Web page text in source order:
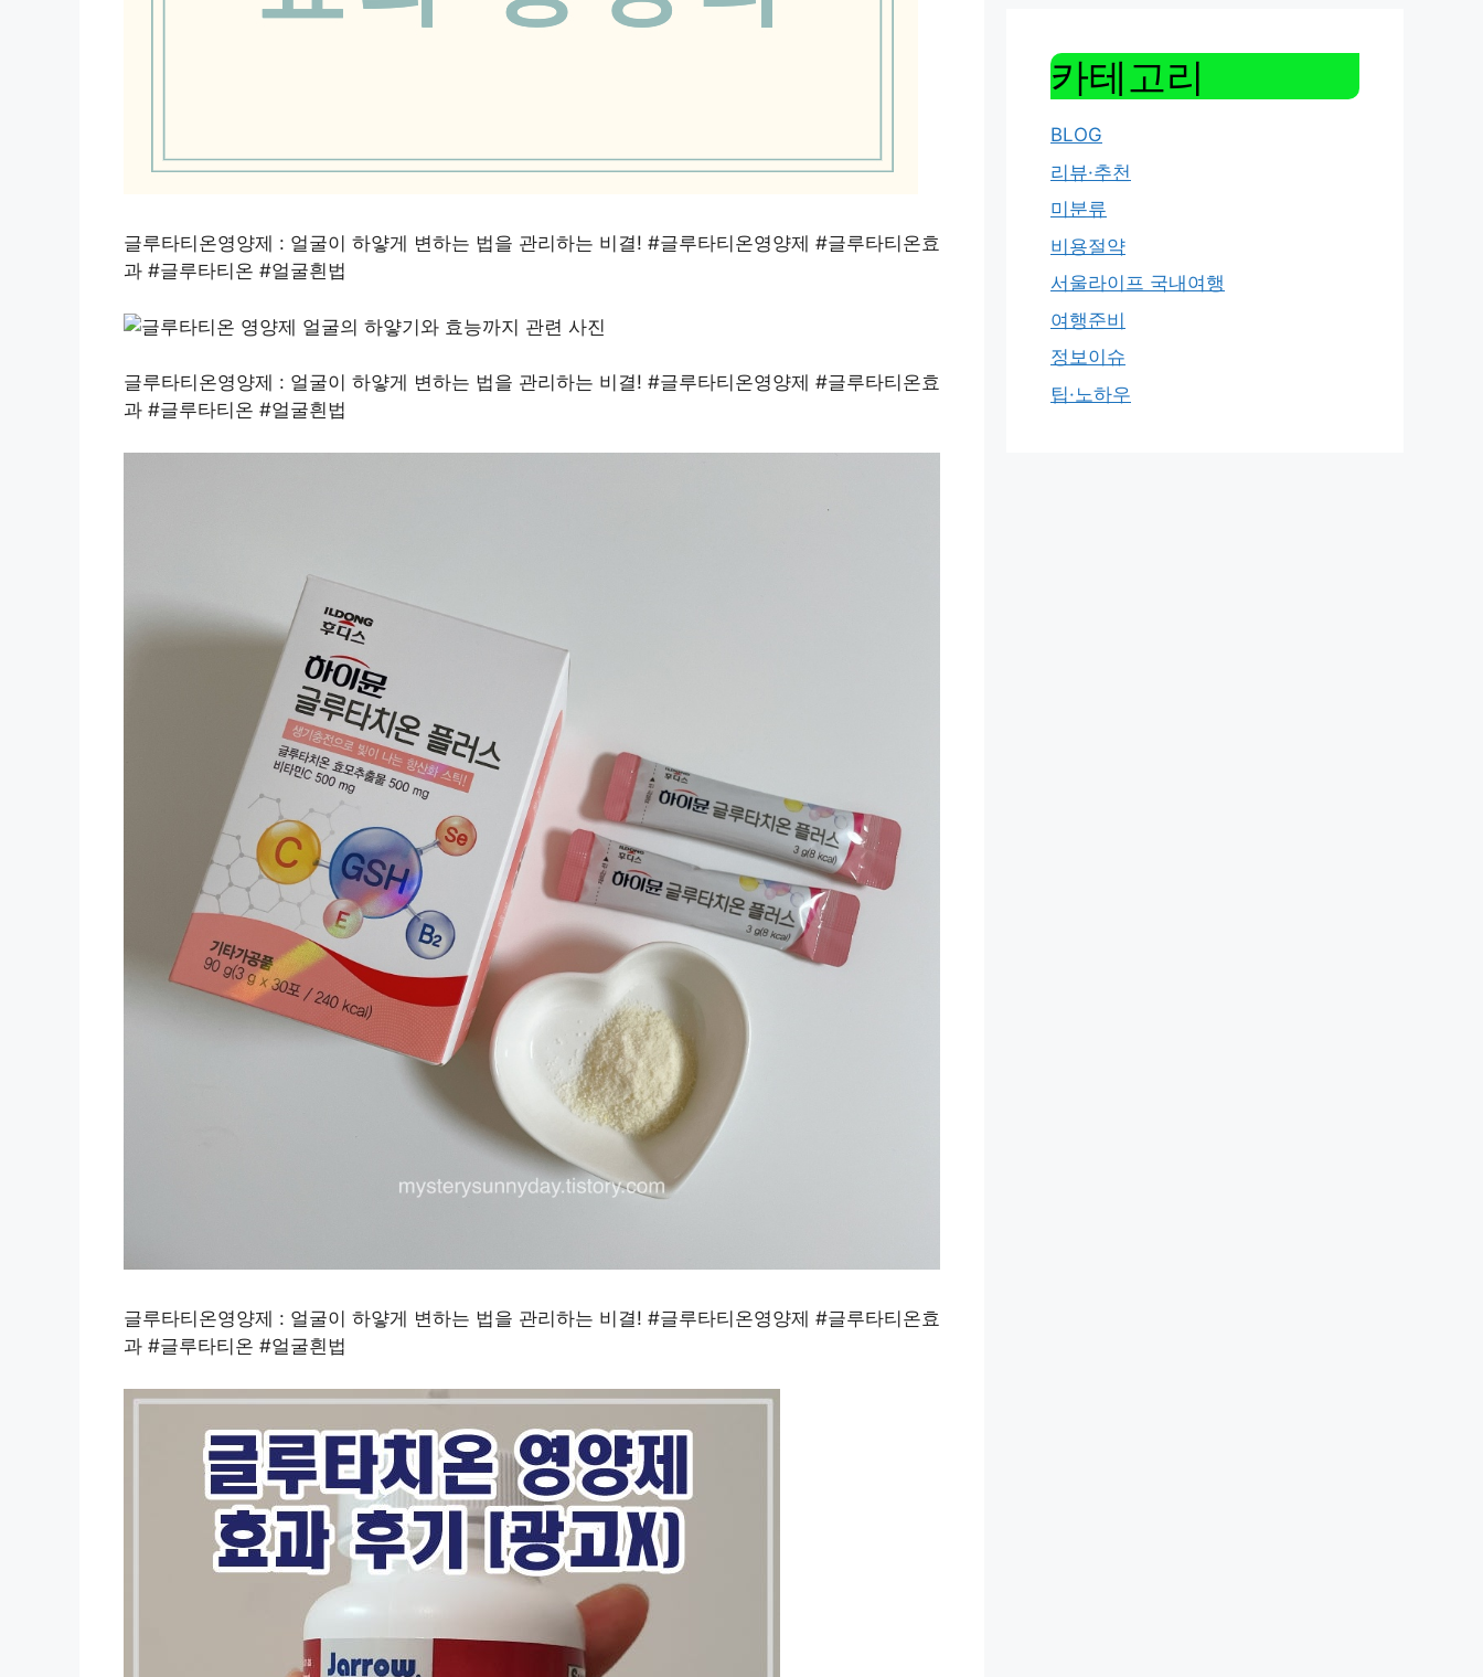
글루타티온영양제 : 얼굴이 하얗게 변하는 법을 관리하는 비결! #글루타티온영양제 #글루타티온효
과 #글루타티온 #얼굴흰법
글루타티온영양제 : 얼굴이 하얗게 변하는 법을 관리하는 비결! #글루타티온영양제 #글루타티온효
과 #글루타티온 #얼굴흰법
글루타티온영양제 : 얼굴이 하얗게 변하는 법을 관리하는 비결! #글루타티온영양제 #글루타티온효
과 #글루타티온 #얼굴흰법
카테고리
BLOG
리뷰·추천
미분류
비용절약
서울라이프 국내여행
여행준비
정보이슈
팁·노하우